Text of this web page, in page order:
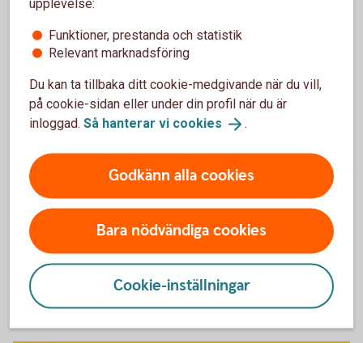
Kan jag använda min telefon som kortterminal?
Är det någon bindningstid på betalterminalen?
Vad ska jag göra om jag behöver ett
Kan jag köpa en kortterminal separat, utan
paketlösning?
upplevelse:
Funktioner, prestanda och statistik
Relevant marknadsföring
Du kan ta tillbaka ditt cookie-medgivande när du vill,
på cookie-sidan eller under din profil när du är
inloggad. Så hanterar vi cookies .
Godkänn alla cookies
Bara nödvändiga cookies
Cookie-inställningar